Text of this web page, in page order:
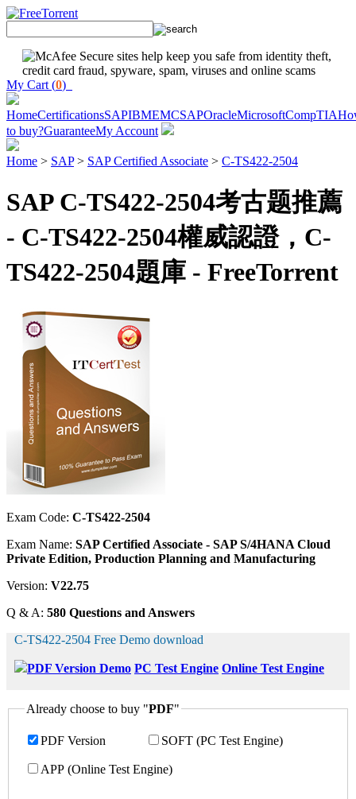
My Cart (0)
HomeCertificationsSAPIBMEMCSAPOracleMicrosoftCompTIA
to buy?GuaranteeMy Account
Home > SAP> SAP Certified Associate > C-TS422-2504
SAP C-TS422-2504考古题推薦
- C-TS422-2504權威認證，C-
TS422-2504題庫 - FreeTorrent
Exam Code: C-TS422-2504
Exam Name: SAP Certified Associate - SAP S/4HANA Cloud
Private Edition, Production Planning and Manufacturing
Version: V22.75
Q & A: 580 Questions and Answers
C-TS422-2504 Free Demo download
PDF Version Demo PC Test Engine Online Test Engine
Already choose to buy "PDF"
PDF Version SOFT (PC Test Engine)
APP (Online Test Engine)